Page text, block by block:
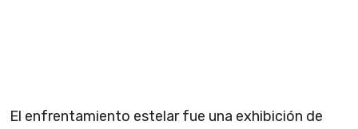
El enfrentamiento estelar fue una exhibición de